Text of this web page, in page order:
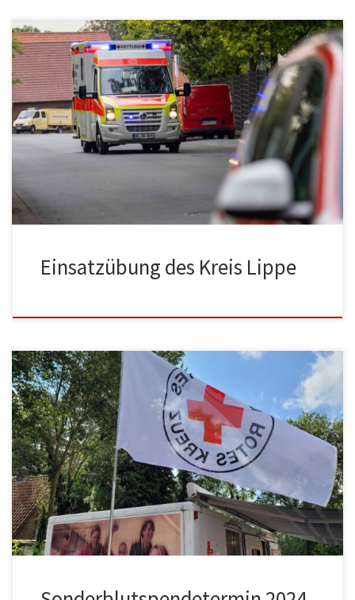
Einsatzübung des Kreis Lippe